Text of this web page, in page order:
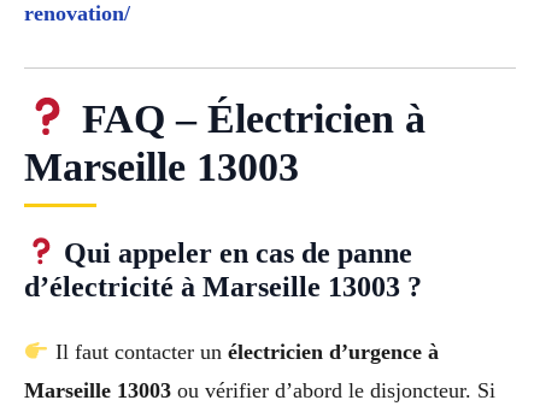
renovation/
FAQ – Électricien à
Marseille 13003
Qui appeler en cas de panne
d’électricité à Marseille 13003 ?
Il faut contacter un électricien d’urgence à
Marseille 13003 ou vérifier d’abord le disjoncteur. Si